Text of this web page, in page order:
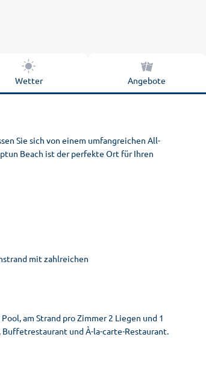
Wetter Angebote
Sie sich von einem umfangreichen All-
Beach ist der perfekte Ort für Ihren
mit zahlreichen
am Strand pro Zimmer 2 Liegen und 1
Buffetrestaurant und À-la-carte-Restaurant.